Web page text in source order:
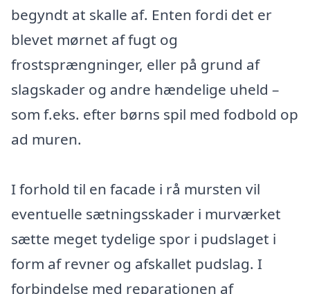
begyndt at skalle af. Enten fordi det er
blevet mørnet af fugt og
frostsprængninger, eller på grund af
slagskader og andre hændelige uheld –
som f.eks. efter børns spil med fodbold op
ad muren.
I forhold til en facade i rå mursten vil
eventuelle sætningsskader i murværket
sætte meget tydelige spor i pudslaget i
form af revner og afskallet pudslag. I
forbindelse med reparationen af